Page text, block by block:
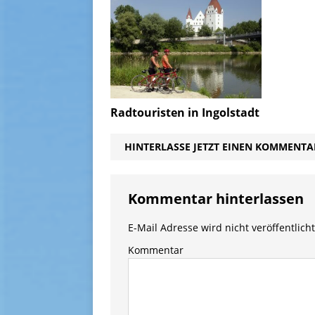
Radtouristen in Ingolstadt
HINTERLASSE JETZT EINEN
Kommentar hinterlassen
E-Mail Adresse wird nicht
Kommentar